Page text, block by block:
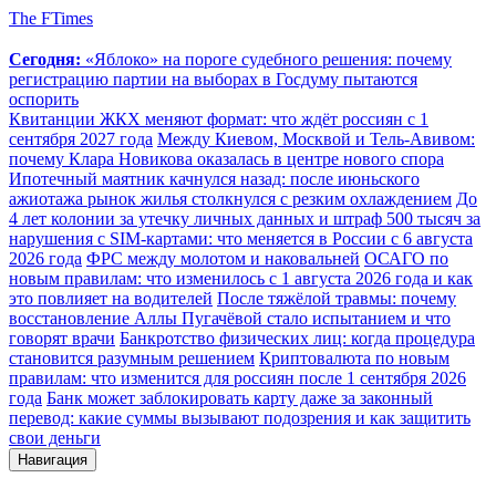
The FTimes
Сегодня: «Яблоко» на пороге судебного решения: почему
регистрацию партии на выборах в Госдуму пытаются
оспорить
Квитанции ЖКХ меняют формат: что ждёт россиян с 1
сентября 2027 года Между Киевом, Москвой и Тель-Авивом:
почему Клара Новикова оказалась в центре нового спора
Ипотечный маятник качнулся назад: после июньского
ажиотажа рынок жилья столкнулся с резким охлаждением До
4 лет колонии за утечку личных данных и штраф 500 тысяч за
нарушения с SIM-картами: что меняется в России с 6 августа
2026 года ФРС между молотом и наковальней ОСАГО по
новым правилам: что изменилось с 1 августа 2026 года и как
это повлияет на водителей После тяжёлой травмы: почему
восстановление Аллы Пугачёвой стало испытанием и что
говорят врачи Банкротство физических лиц: когда процедура
становится разумным решением Криптовалюта по новым
правилам: что изменится для россиян после 1 сентября 2026
года Банк может заблокировать карту даже за законный
перевод: какие суммы вызывают подозрения и как защитить
свои деньги
Навигация